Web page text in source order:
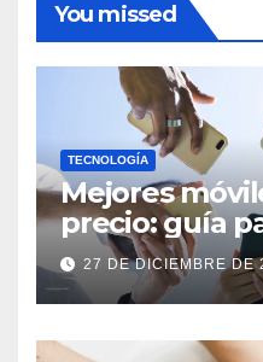
You missed
TECNOLOGÍA
Mejores
precio: guía
la compra
27 DE DICIEMBRE DE